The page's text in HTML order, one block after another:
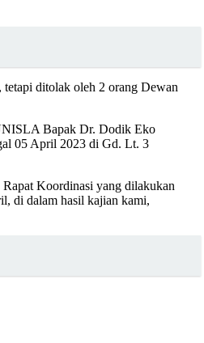
ditolak oleh 2 orang Dewan
Bapak Dr. Dodik Eko
05 April 2023 di Gd. Lt. 3
Koordinasi yang dilakukan
di dalam hasil kajian kami,